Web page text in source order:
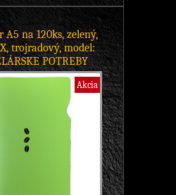
na 120ks, zelený,
trojradový, model:
POTREBY
Akcia